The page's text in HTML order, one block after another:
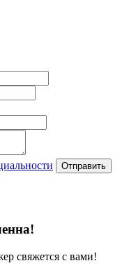
свяжется с вами!